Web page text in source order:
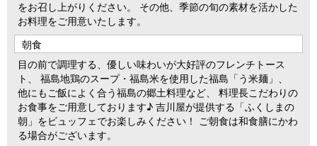
をお召し上がりください。 その他、季節の旬の素材を活かした
お料理をご用意いたします。
朝食
目の前で調理する、優しい味わいが大好評のフレンチトース
ト、 福島地鶏のスープ・福島米を使用した福島「う米麺」、
他にもご飯によく合う福島の郷土料理など、 料理長こだわりの
お食事をご用意しております♪ 吉川屋が提供する「ふくしまの
朝」をビュッフェでお楽しみください！ ご朝食は和食膳にかわ
る場合がございます。